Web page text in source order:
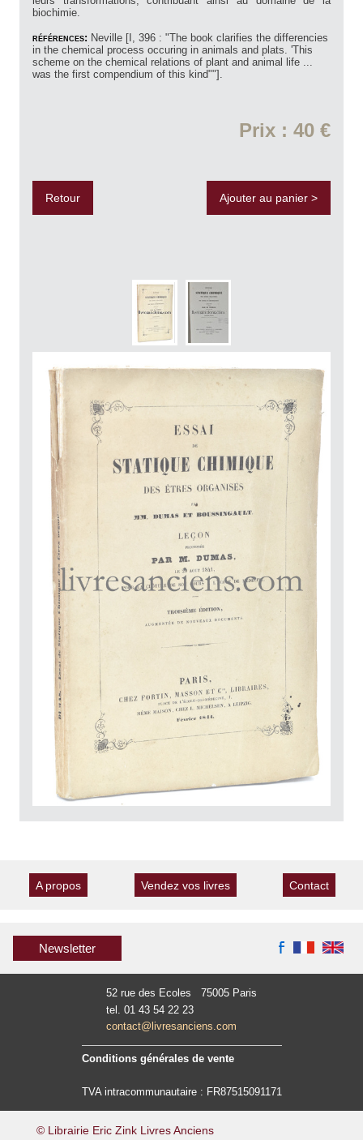
biochimie.
références: Neville [I, 396 : "The book clarifies the differencies
in the chemical process occuring in animals and plats. 'This
scheme on the chemical relations of plant and animal life ...
was the first compendium of this kind""].
Prix : 40 €
Retour Ajouter au panier >
A propos Vendez vos livres Contact
Newsletter
52 rue des Ecoles 75005 Paris
tel. 01 43 54 22 23
contact@livresanciens.com
Conditions générales de vente
TVA intracommunautaire : FR87515091171
© Librairie Eric Zink Livres Anciens